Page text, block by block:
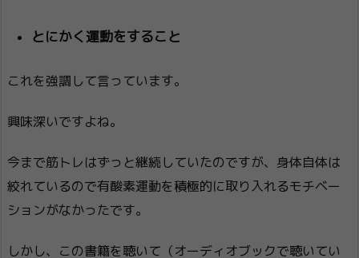
とにかく運動をすること
これを強調して言っています。
興味深いですよね。
今まで筋トレはずっと継続していたのですが、身体自体は
絞れているので有酸素運動を積極的に取り入れるモチベー
ションがなかったです。
しかし、この書籍を聴いて（オーディオブックで聴いてい